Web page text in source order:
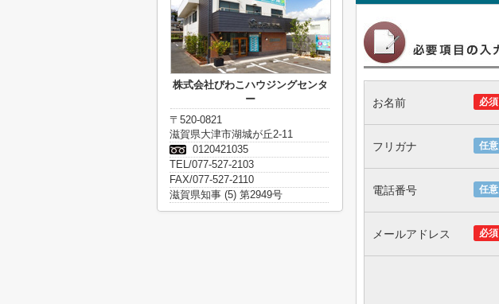
必須
お名前
任意
フリガナ
任意
電話番号
必須
メールアドレス
株式会社びわこハウジングセンタ
ー
〒520-0821
滋賀県大津市湖城が丘2-11
0120421035
TEL/077-527-2103
FAX/077-527-2110
滋賀県知事 (5) 第2949号